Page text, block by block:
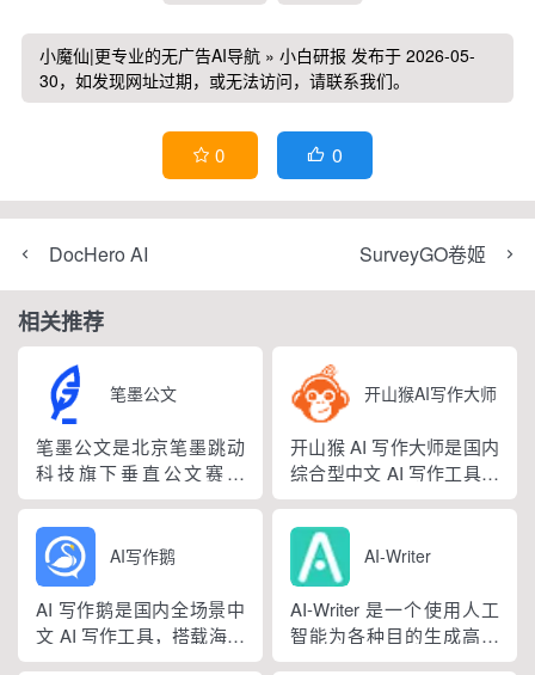
小魔仙|更专业的无广告AI导航 » 小白研报 发布于 2026-05-
30，如发现网址过期，或无法访问，请联系我们。
 0  0
DocHero AI SurveyGO卷姬
相关推荐
笔墨公文
笔墨公文是北京笔墨跳动
科技旗下垂直公文赛道
AIGC 创作平台，深耕体
制公文专业场景，依托海
量标准公文语料训练专属
大模型。平台整合 AI 公文
生成、全维度智能校对、
范文库、实时更新素材
库、标准化公文模板五大
开山猴AI写作大师
开山猴 AI 写作大师是国内
综合型中文 AI 写作工具，
融合二十年专业内容创作
方法论与自研大模型算
法，大幅降低 AI 使用门
槛，无需专业提示词技巧
即可产出高质量文稿。平
台覆盖 20 余个行业领域、
279 种写作体裁，配备 20
AI写作鹅
AI 写作鹅是国内全场景中
文 AI 写作工具，搭载海量
细分写作模板，覆盖办公
AI-Writer
AI-Writer 是一个使用人工
智能为各种目的生成高质
量和相关内容的平台。无